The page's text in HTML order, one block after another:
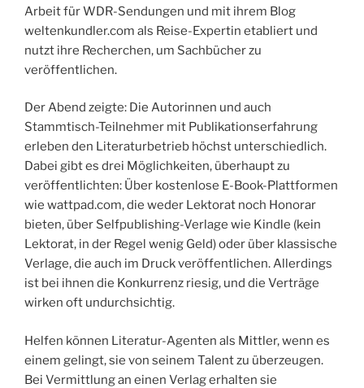
Arbeit für WDR-Sendungen und mit ihrem Blog
welten­kundler.com als Reise-Expertin etabliert und
nutzt ihre Recherchen, um Sachbücher zu
veröffentlichen.
Der Abend zeigte: Die Autorinnen und auch
Stammtisch-Teilnehmer mit Publikationserfahrung
erleben den Literaturbetrieb höchst unterschiedlich.
Dabei gibt es drei Möglichkeiten, überhaupt zu
veröffentlichten: Über kostenlose E-Book-Plattformen
wie wattpad.com, die weder Lektorat noch Honorar
bieten, über Self­publishing-Verlage wie Kindle (kein
Lektorat, in der Regel wenig Geld) oder über klassische
Verlage, die auch im Druck veröffentlichen. Allerdings
ist bei ihnen die Konkurrenz riesig, und die Verträge
wirken oft undurchsichtig.
Helfen können Literatur-Agenten als Mittler, wenn es
einem gelingt, sie von seinem Talent zu überzeugen.
Bei Vermittlung an einen Verlag erhalten sie